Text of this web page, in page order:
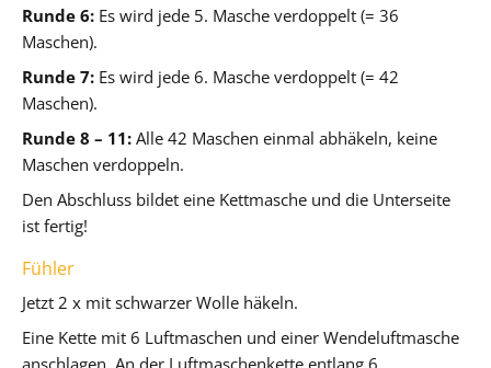
Runde 6: Es wird jede 5. Masche verdoppelt (= 36
Maschen).
Runde 7: Es wird jede 6. Masche verdoppelt (= 42
Maschen).
Runde 8 – 11: Alle 42 Maschen einmal abhäkeln, keine
Maschen verdoppeln.
Den Abschluss bildet eine Kettmasche und die Unterseite
ist fertig!
Fühler
Jetzt 2 x mit schwarzer Wolle häkeln.
Eine Kette mit 6 Luftmaschen und einer Wendeluftmasche
anschlagen. An der Luftmaschenkette entlang 6